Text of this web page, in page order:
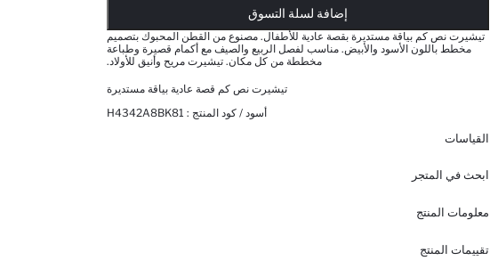
إضافة لسلة التسوق
تيشيرت نص كم بياقة مستديرة بقصة عادية للأطفال. مصنوع من القطن المحبوك بتصميم
مخطط باللون الأسود والأبيض. مناسب لفصل الربيع والصيف مع أكمام قصيرة وطباعة
مخططة من كل مكان. تيشيرت مريح وأنيق للأولاد.
تيشيرت نص كم قصة عادية بياقة مستديرة
أسود / كود المنتج : H4342A8BK81
القياسات
ابحث في المتجر
معلومات المنتج
تقييمات المنتج